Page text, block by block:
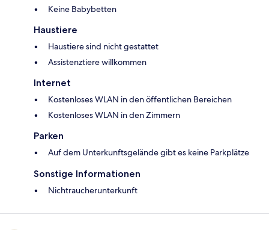
Keine Babybetten
Haustiere
Haustiere sind nicht gestattet
Assistenztiere willkommen
Internet
Kostenloses WLAN in den öffentlichen Bereichen
Kostenloses WLAN in den Zimmern
Parken
Auf dem Unterkunftsgelände gibt es keine Parkplätze
Sonstige Informationen
Nichtraucherunterkunft